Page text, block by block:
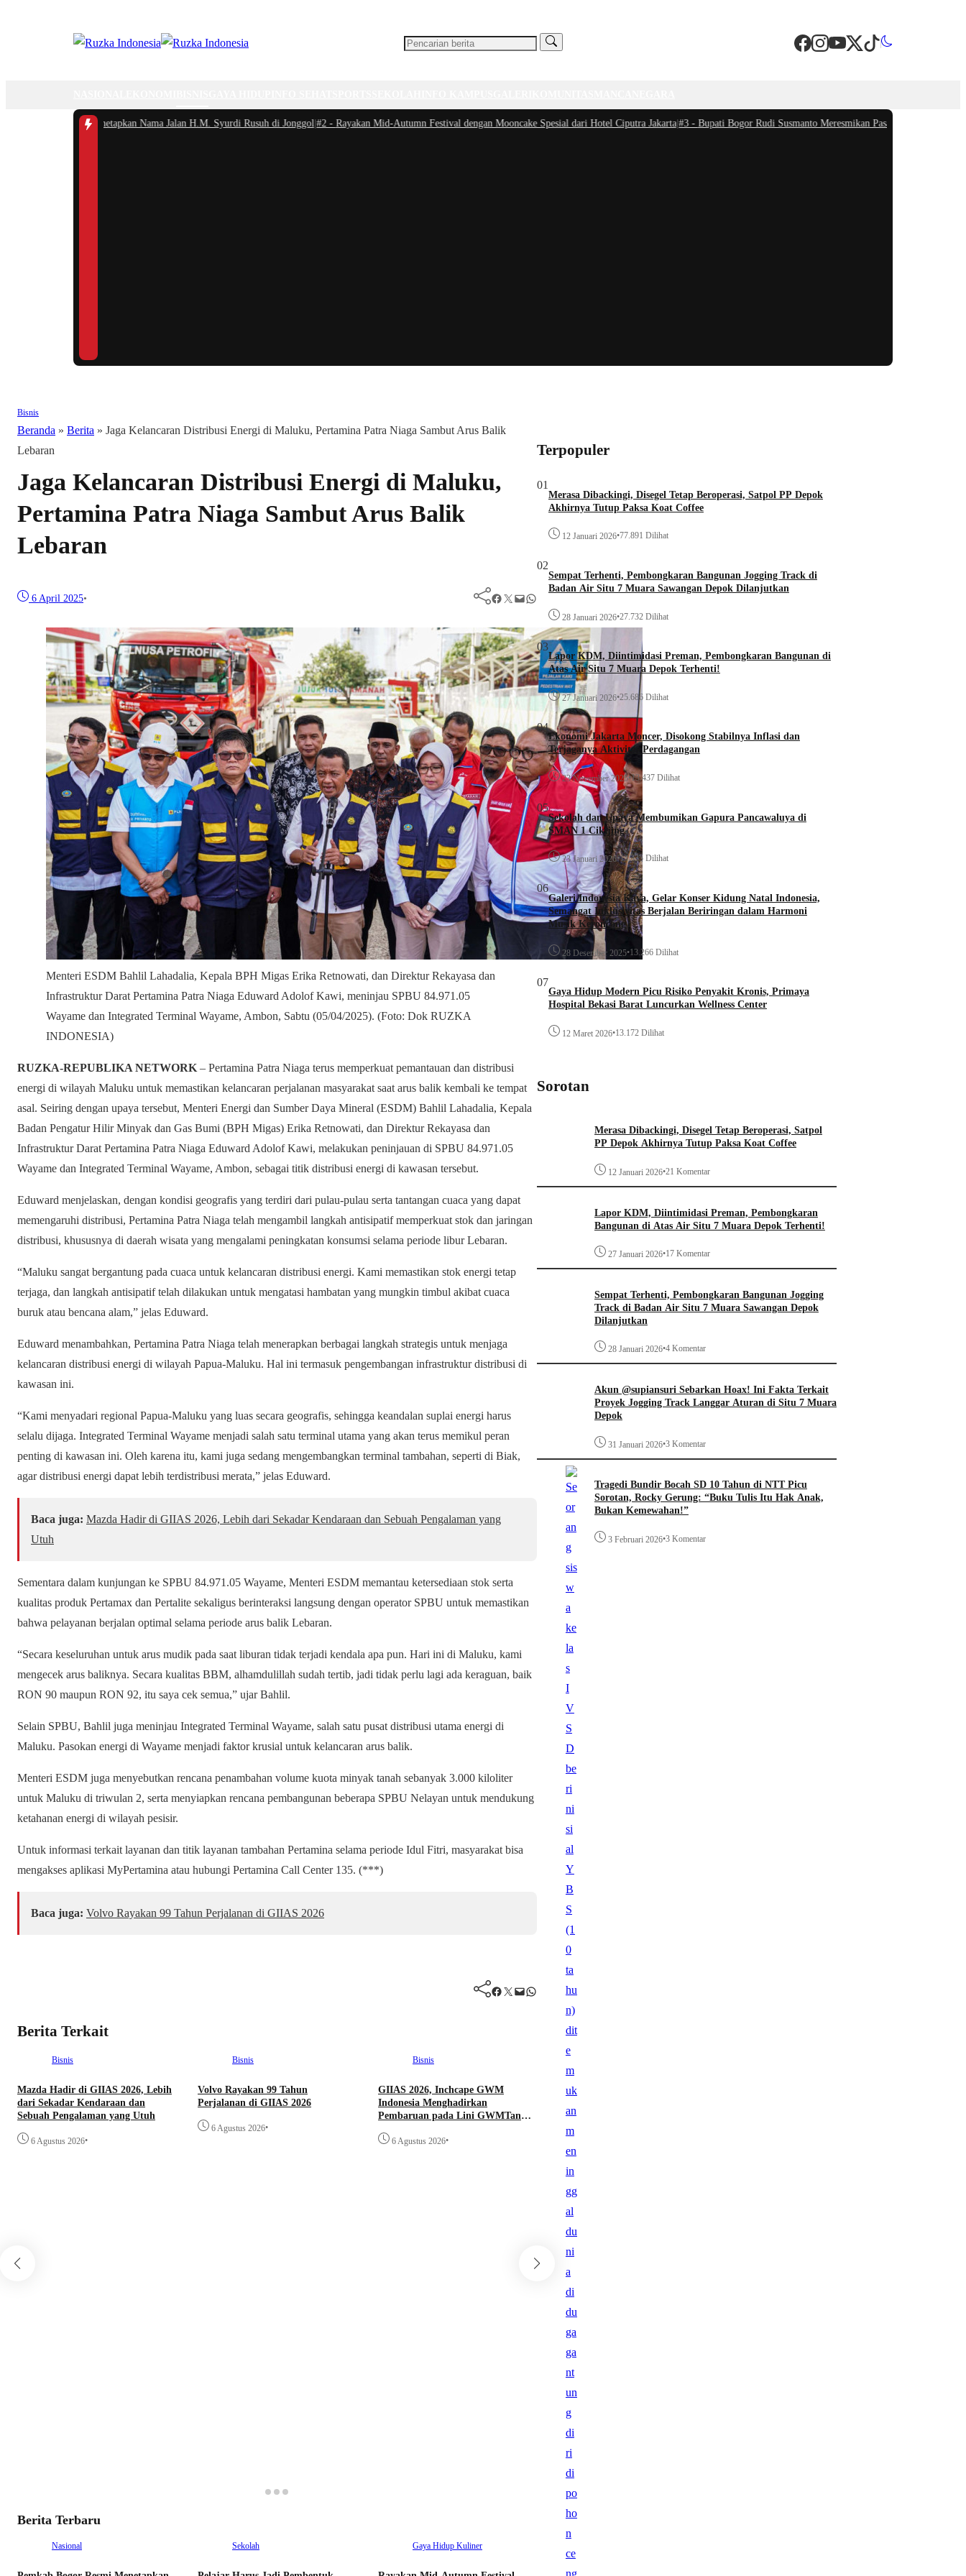
Bogor Resmi Menetapkan Nama Jalan H.M. Syurdi Rusuh di Jonggol|#2 - Rayakan Mid-Autumn Festival dengan Mooncake Spesial dari Hotel Ciputra Jakarta|#3 -Bupati Bogor Rudi Susmanto Meresmikan Pasar Hewan Jonggol, Jadi
Bisnis
Beranda » Berita » Jaga Kelancaran Distribusi Energi di Maluku, Pertamina Patra Niaga Sambut Arus Balik
Lebaran
Jaga Kelancaran Distribusi Energi di Maluku,
Pertamina Patra Niaga Sambut Arus Balik
Lebaran
6 April 2025• Facebook Twitter Mail WhatsApp
Menteri ESDM Bahlil Lahadalia, Kepala BPH Migas Erika Retnowati, dan Direktur Rekayasa dan
Infrastruktur Darat Pertamina Patra Niaga Eduward Adolof Kawi, meninjau SPBU 84.971.05
Wayame dan Integrated Terminal Wayame, Ambon, Sabtu (05/04/2025). (Foto: Dok RUZKA
INDONESIA)
RUZKA-REPUBLIKA NETWORK– Pertamina Patra Niaga terus memperkuat pemantauan dan distribusi
energi di wilayah Maluku untuk memastikan kelancaran perjalanan masyarakat saat arus balik kembali ke tempat
asal. Seiring dengan upaya tersebut, Menteri Energi dan Sumber Daya Mineral (ESDM) Bahlil Lahadalia, Kepala
Badan Pengatur Hilir Minyak dan Gas Bumi (BPH Migas) Erika Retnowati, dan Direktur Rekayasa dan
Infrastruktur Darat Pertamina Patra Niaga Eduward Adolof Kawi, melakukan peninjauan di SPBU 84.971.05
Wayame dan Integrated Terminal Wayame, Ambon, sebagai titik distribusi energi di kawasan tersebut.
Eduward menjelaskan, dengan kondisi geografis yang terdiri dari pulau-pulau serta tantangan cuaca yang dapat
memengaruhi distribusi, Pertamina Patra Niaga telah mengambil langkah antisipatif memperkuat stok dan jaringan
distribusi, khususnya di daerah wisata yang mengalami peningkatan konsumsi selama periode libur Lebaran.
“Maluku sangat bergantung pada cuaca untuk kelancaran distribusi energi. Kami memastikan stok energi tetap
terjaga, dan langkah antisipatif telah dilakukan untuk mengatasi hambatan yang mungkin timbul akibat cuaca
buruk atau bencana alam,” jelas Eduward.
Eduward menambahkan, Pertamina Patra Niaga telah menerapkan berbagai langkah strategis untuk menjaga
kelancaran distribusi energi di wilayah Papua-Maluku. Hal ini termasuk pengembangan infrastruktur distribusi di
kawasan ini.
“Kami menyadari regional Papua-Maluku yang luas secara geografis, sehingga keandalan suplai energi harus
selalu dijaga. Integrated Terminal Wayame menjadi salah satu terminal utama yang akan terus memikul peran
penting di kawasan ini. Oleh karena itu, kami juga sedang mengembangkan terminal tambahan, seperti di Biak,
agar distribusi energi dapat lebih terdistribusi merata,” jelas Eduward.
Baca juga: Mazda Hadir di GIIAS 2026, Lebih dari Sekadar Kendaraan dan Sebuah Pengalaman yang
Utuh
Sementara dalam kunjungan ke SPBU 84.971.05 Wayame, Menteri ESDM memantau ketersediaan stok serta
kualitas produk Pertamax dan Pertalite sekaligus berinteraksi langsung dengan operator SPBU untuk memastikan
bahwa pelayanan berjalan optimal selama periode arus balik Lebaran.
“Secara keseluruhan untuk arus mudik pada saat liburan tidak terjadi kendala apa pun. Hari ini di Maluku, kami
mengecek arus baliknya. Secara kualitas BBM, alhamdulillah sudah tertib, jadi tidak perlu lagi ada keraguan, baik
RON 90 maupun RON 92, itu saya cek semua,” ujar Bahlil.
Selain SPBU, Bahlil juga meninjau Integrated Terminal Wayame, salah satu pusat distribusi utama energi di
Maluku. Pasokan energi di Wayame menjadi faktor krusial untuk kelancaran arus balik.
Menteri ESDM juga menyebutkan rencana penambahan volume kuota minyak tanah sebanyak 3.000 kiloliter
untuk Maluku di triwulan 2, serta menyiapkan rencana pembangunan beberapa SPBU Nelayan untuk mendukung
ketahanan energi di wilayah pesisir.
Untuk informasi terkait layanan dan titik layanan tambahan Pertamina selama periode Idul Fitri, masyarakat bisa
mengakses aplikasi MyPertamina atau hubungi Pertamina Call Center 135. (***)
Baca juga: Volvo Rayakan 99 Tahun Perjalanan di GIIAS 2026
Facebook Twitter Mail WhatsApp
Berita Terkait
Bisnis
Mazda Hadir di GIIAS 2026, Lebih
dari Sekadar Kendaraan dan
Sebuah Pengalaman yang Utuh
6 Agustus 2026•
Bisnis
Volvo Rayakan 99 Tahun
Perjalanan di GIIAS 2026
6 Agustus 2026•
Bisnis
GIIAS 2026, Inchcape GWM
Indonesia Menghadirkan
Pembaruan pada Lini GWMTank
Indonesia
6 Agustus 2026•
Rayakan Hari Kemerdekaan RI ke-
81, MMKSI Tawarkan Rangkaian
Tambah bagi Pelanggan Mitsubishi
Motors
5 Agustus 2026
Berita Terbaru
Nasional Sekolah Gaya Hidup Kuliner
Terpopuler
01
Merasa Dibackingi, Disegel Tetap Beroperasi, Satpol PP Depok
Akhirnya Tutup Paksa Koat Coffee
12 Januari 2026•77.891 Dilihat
02
Sempat Terhenti, Pembongkaran Bangunan Jogging Track di
Badan Air Situ 7 Muara Sawangan Depok Dilanjutkan
28 Januari 2026•27.732 Dilihat
03
Lapor KDM, Diintimidasi Preman, Pembongkaran Bangunan di
Atas Air Situ 7 Muara Depok Terhenti!
27 Januari 2026•25.686 Dilihat
04
Ekonomi Jakarta Moncer, Disokong Stabilnya Inflasi dan
Terjaganya Aktivitas Perdagangan
23 November 2025•13.437 Dilihat
05
Sekolah dan Upaya Membumikan Gapura Pancawaluya di
SMAN 1 Cikijing
23 Januari 2026•13.335 Dilihat
06
Galeri Indonesia Kaya, Gelar Konser Kidung Natal Indonesia,
Semangat Inklusivitas Berjalan Beriringan dalam Harmoni
Musik Keroncong
28 Desember 2025•13.266 Dilihat
07
Gaya Hidup Modern Picu Risiko Penyakit Kronis, Primaya
Hospital Bekasi Barat Luncurkan Wellness Center
12 Maret 2026•13.172 Dilihat
Sorotan
Merasa Dibackingi, Disegel Tetap Beroperasi, Satpol
PP Depok Akhirnya Tutup Paksa Koat Coffee
12 Januari 2026•21 Komentar
Lapor KDM, Diintimidasi Preman, Pembongkaran
Bangunan di Atas Air Situ 7 Muara Depok Terhenti!
27 Januari 2026•17 Komentar
Sempat Terhenti, Pembongkaran Bangunan Jogging
Track di Badan Air Situ 7 Muara Sawangan Depok
Dilanjutkan
28 Januari 2026•4 Komentar
Akun @supiansuri Sebarkan Hoax! Ini Fakta Terkait
Proyek Jogging Track Langgar Aturan di Situ 7 Muara
Depok
31 Januari 2026•3 Komentar
Tragedi Bundir Bocah SD 10 Tahun di NTT Picu
Sorotan, Rocky Gerung: “Buku Tulis Itu Hak Anak,
Bukan Kemewahan!”
3 Februari 2026•3 Komentar